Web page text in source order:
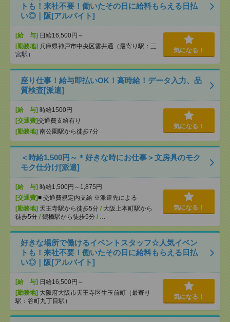
トも！来社不要！働いたその日に給料もらえる日払
い◎｜阪[アルバイト]
[給 与] 日給16,500円～
[勤務地] 兵庫県神戸市中央区雲井通（最寄り駅：三
宮駅）
気になる！
座り仕事！給与即払いOK！高時給！データ入力、品
質検査[派遣]
[給 与] 時給1500円
[交通費]交通費支給有り
[勤務地] 南公園駅から徒歩7分
気になる！
＜時給1,500円～＊好きな時にお仕事＞文房具のモク
モク仕分け[派遣]
[給 与] 時給1,500円～1,875円
[交通費]■ 交通費規定内支給 ※派遣先による
[勤務地] 天王寺駅から徒歩5分 / 大阪上本町駅から
徒歩5分 / 鶴橋駅から徒歩5分 / …
気になる！
好きな場所で働けるイベントスタッフ☆人気イベン
トも！来社不要！働いたその日に給料もらえる日払
い◎｜阪[アルバイト]
[給 与] 日給16,500円～
[勤務地] 大阪府大阪市天王寺区生玉前町（最寄り
駅：谷町九丁目駅）
気になる！